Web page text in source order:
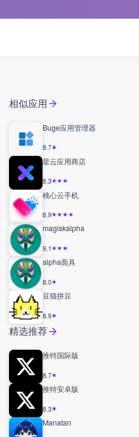
相似应用
Buge应用管理器
8.7
星云应用商店
8.3
桃心云手机
8.9
magiskalpha
9.1
alpha面具
8.0
豆猫拼豆
8.9
精选推荐
推特国际版
8.7
推特安卓版
8.3
Manatan